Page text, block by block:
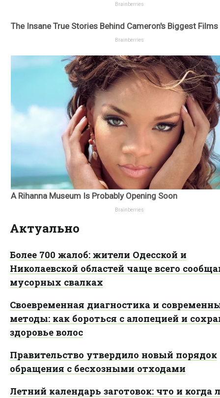
Актуально
Более 700 жалоб: жители Одесской и
Николаевской областей чаще всего
мусорных свалках
Своевременная диагностика и
методы: как бороться с алопецией и
здоровье волос
Правительство утвердило новый порядок
обращения с бесхозными отходами
Летний календарь заготовок: что и когда